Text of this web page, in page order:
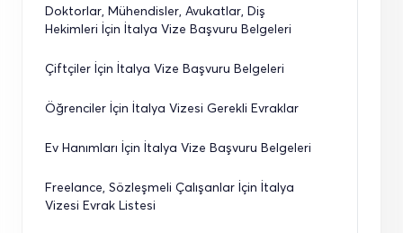
Doktorlar, Mühendisler, Avukatlar, Diş
Hekimleri İçin İtalya Vize Başvuru Belgeleri
Çiftçiler İçin İtalya Vize Başvuru Belgeleri
Öğrenciler İçin İtalya Vizesi Gerekli Evraklar
Ev Hanımları İçin İtalya Vize Başvuru Belgeleri
Freelance, Sözleşmeli Çalışanlar İçin İtalya
Vizesi Evrak Listesi